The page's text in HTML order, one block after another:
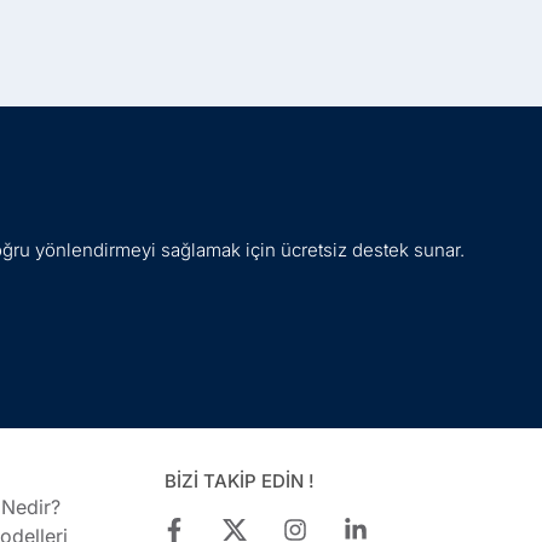
yönlendirmeyi sağlamak için ücretsiz destek sunar.
BİZİ TAKİP EDİN !